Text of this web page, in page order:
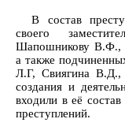
В состав
своего
Шапошникову В.Ф.,
а также
Л.Г, Свиягина В.Д.,
создания и
входили в её
преступлений.